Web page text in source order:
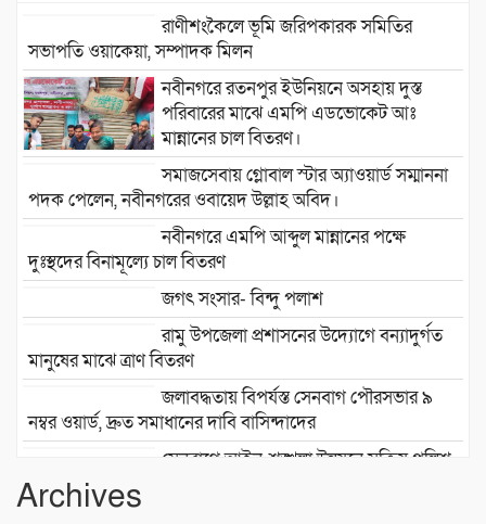
রাণীশংকৈলে ভূমি জরিপকারক সমিতির
সভাপতি ওয়াকেয়া, সম্পাদক মিলন
নবীনগরে রতনপুর ইউনিয়নে অসহায় দুস্ত
পরিবারের মাঝে এমপি এডভোকেট আঃ
মান্নানের চাল বিতরণ।
সমাজসেবায় গ্লোবাল স্টার অ্যাওয়ার্ড সম্মাননা
পদক পেলেন, নবীনগরের ওবায়েদ উল্লাহ অবিদ।
নবীনগরে এমপি আব্দুল মান্নানের পক্ষে
দুঃস্থদের বিনামূল্যে চাল বিতরণ
জগৎ সংসার- বিন্দু পলাশ
রামু উপজেলা প্রশাসনের উদ্যোগে বন্যাদুর্গত
মানুষের মাঝে ত্রাণ বিতরণ
জলাবদ্ধতায় বিপর্যস্ত সেনবাগ পৌরসভার ৯
নম্বর ওয়ার্ড, দ্রুত সমাধানের দাবি বাসিন্দাদের
সেনবাগে আইন-শৃঙ্খলা উন্নয়নে সক্রিয় পুলিশ,
নেতৃত্বে ওসি আবদুর রহিম
Archives